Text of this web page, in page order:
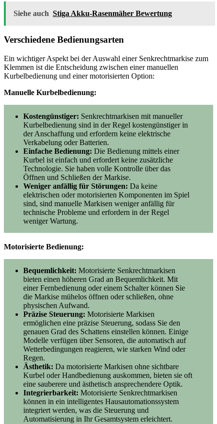
Siehe auch Stiga Akku-Rasenmäher Bewertung
Verschiedene Bedienungsarten
Ein wichtiger Aspekt bei der Auswahl einer Senkrechtmarkise zum
Klemmen ist die Entscheidung zwischen einer manuellen
Kurbelbedienung und einer motorisierten Option:
Manuelle Kurbelbedienung:
Kostengünstiger: Senkrechtmarkisen mit manueller
Kurbelbedienung sind in der Regel kostengünstiger in
der Anschaffung und erfordern keine elektrische
Verkabelung oder Batterien.
Einfache Bedienung: Die Bedienung mittels einer
Kurbel ist einfach und erfordert keine zusätzliche
Technologie. Sie haben volle Kontrolle über das
Öffnen und Schließen der Markise.
Weniger anfällig für Störungen: Da keine
elektrischen oder motorisierten Komponenten im Spiel
sind, sind manuelle Markisen weniger anfällig für
technische Probleme und erfordern in der Regel
weniger Wartung.
Motorisierte Bedienung:
Bequemlichkeit: Motorisierte Senkrechtmarkisen
bieten einen höheren Grad an Bequemlichkeit. Mit
einer Fernbedienung oder einem Schalter können Sie
die Markise mühelos öffnen oder schließen, ohne
physischen Aufwand.
Präzise Steuerung: Motorisierte Markisen
ermöglichen eine präzise Steuerung, sodass Sie den
genauen Grad des Schattens einstellen können. Einige
Modelle verfügen über Sensoren, die automatisch auf
Wetterbedingungen reagieren, wie starken Wind oder
Regen.
Ästhetik: Da motorisierte Markisen ohne sichtbare
Kurbel oder Handbedienung auskommen, bieten sie oft
eine sauberere und ästhetisch ansprechendere Optik.
Integrierbarkeit: Motorisierte Senkrechtmarkisen
können in ein intelligentes Hausautomationssystem
integriert werden, was die Steuerung und
Automatisierung in Ihr Gesamtsystem erleichtert.